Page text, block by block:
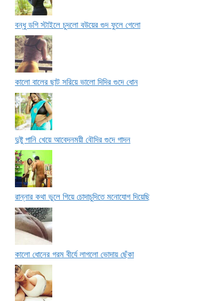
বন্ধু ডগি স্টাইলে চুদলো বউয়ের গুদ ফুলে গেলো
কালো বালের ছাট সরিয়ে ভালো দিদির গুদে ধোন
দুষ্টু পানি খেয়ে আবেদনময়ী বৌদির গুদে গাদন
রান্নার কথা ভুলে গিয়ে চোদাচুদিতে মনোযোগ দিয়েছি
কালো ধোনের গরম বীর্যে লাগলো ভোদায় ছেঁকা